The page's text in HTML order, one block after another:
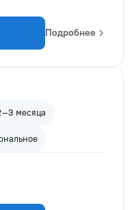
Подробнее
месяца